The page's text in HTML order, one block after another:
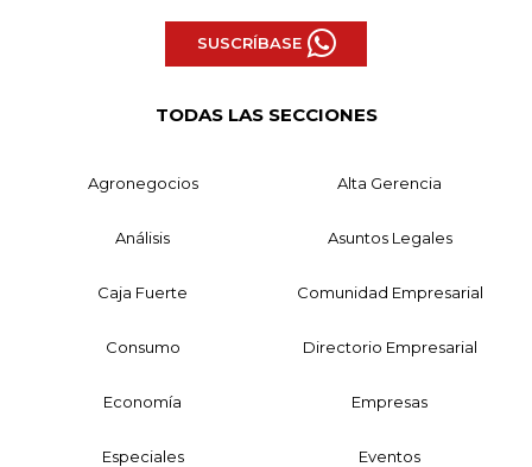
SUSCRÍBASE
TODAS LAS SECCIONES
Agronegocios Alta Gerencia
Análisis Asuntos Legales
Caja Fuerte Comunidad Empresarial
Consumo Directorio Empresarial
Economía Empresas
Especiales Eventos